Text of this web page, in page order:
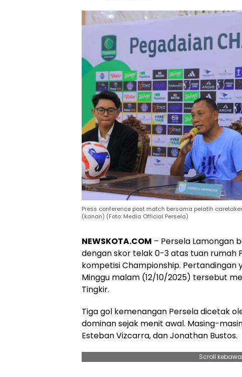
Press conference post match bersama pelatih
(kanan) (Foto: Media Official Persela)
NEWSKOTA.COM – Persela Lamongan
dengan skor telak 0-3 atas tuan rumah
kompetisi Championship. Pertandingan
Minggu malam (12/10/2025) tersebut
Tingkir.
Tiga gol kemenangan Persela dicetak
dominan sejak menit awal. Masing-
Esteban Vizcarra, dan Jonathan Bustos.
Scroll